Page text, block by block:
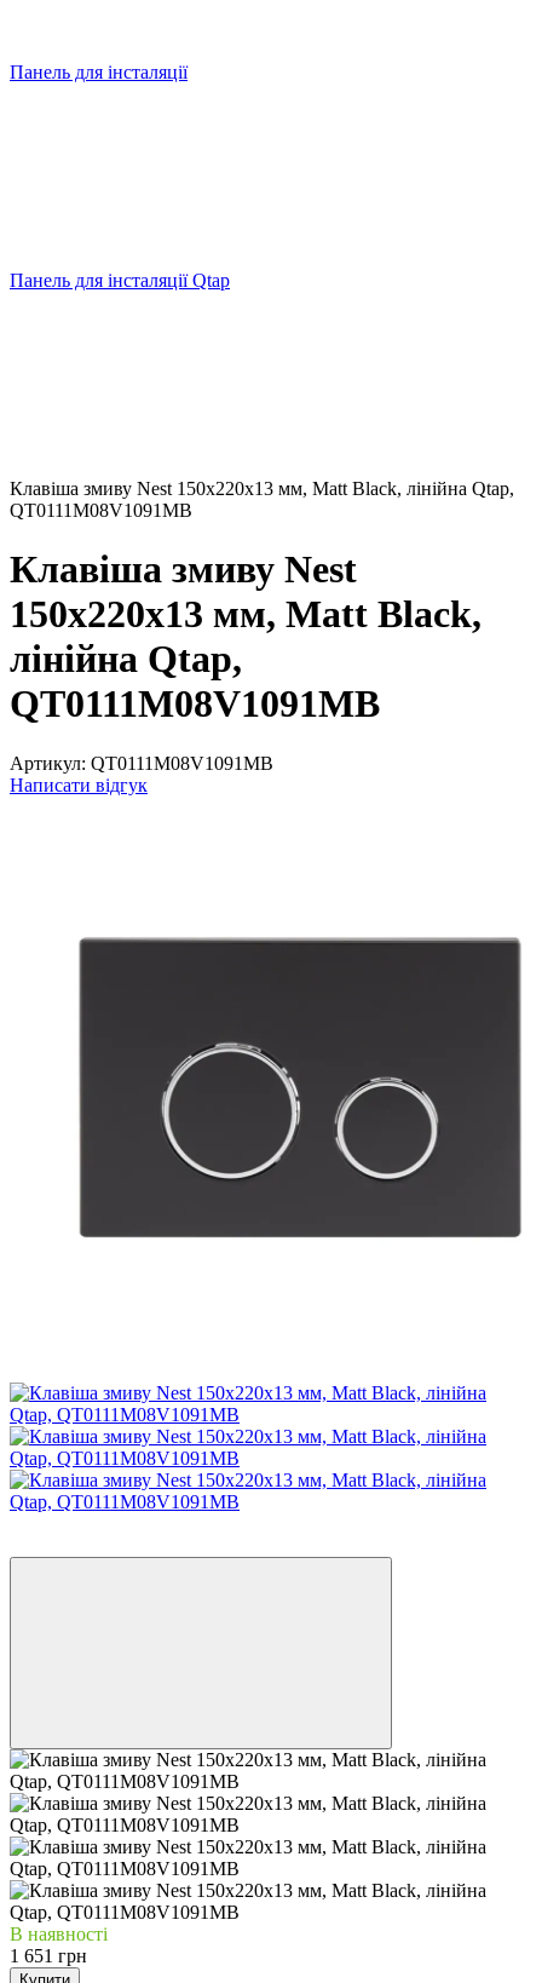
Панель для інсталяції
Панель для інсталяції Qtap
Клавіша змиву Nest 150x220x13 мм, Matt Black, лінійна Qtap,
QT0111M08V1091MB
Клавіша змиву Nest
150x220x13 мм, Matt Black,
лінійна Qtap,
QT0111M08V1091MB
Артикул: QT0111M08V1091MB
Написати відгук
В наявності
1 651 грн